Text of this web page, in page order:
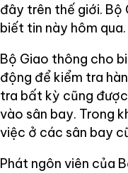
đây trên thế giới. Bộ
biết tin này hôm qua.
Bộ Giao thông cho
động để kiểm tra
tra bất kỳ cũng
vào sân bay. Trong
việc ở các sân bay
Phát ngôn viên của